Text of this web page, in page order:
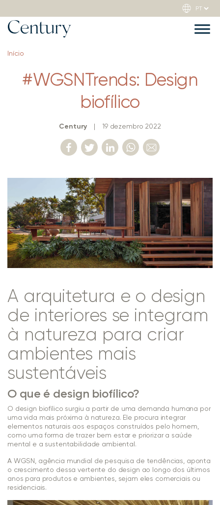
Início
#WGSNTrends: Design
biofílico
Century 19 dezembro 2022
A arquitetura e o design
de interiores se integram
à natureza para criar
ambientes mais
sustentáveis
O que é design biofílico?
O design biofílico surgiu a partir de uma demanda humana por
uma vida mais próxima à natureza. Ele procura integrar
elementos naturais aos espaços construídos pelo homem,
como uma forma de trazer bem estar e priorizar a saúde
mental e a sustentabilidade ambiental.
A WGSN, agência mundial de pesquisa de tendências, aponta
o crescimento dessa vertente do design ao longo dos últimos
anos para produtos e ambientes, sejam eles comerciais ou
residenciais.